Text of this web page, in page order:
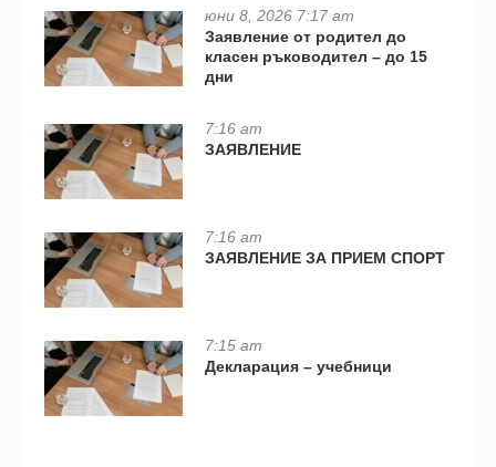
юни 8, 2026 7:17 am
Заявление от родител до
класен ръководител – до 15
дни
7:16 am
ЗАЯВЛЕНИЕ
7:16 am
ЗАЯВЛЕНИЕ ЗА ПРИЕМ СПОРТ
7:15 am
Декларация – учебници